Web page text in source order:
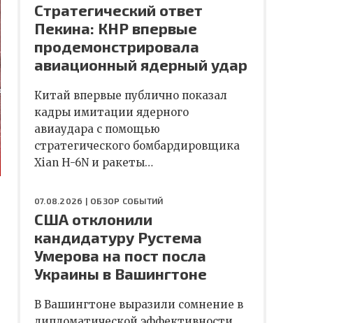
Стратегический ответ
Пекина: КНР впервые
продемонстрировала
авиационный ядерный удар
Китай впервые публично показал
кадры имитации ядерного
авиаудара с помощью
стратегического бомбардировщика
Xian H-6N и ракеты…
07.08.2026 | ОБЗОР СОБЫТИЙ
США отклонили
кандидатуру Рустема
Умерова на пост посла
Украины в Вашингтоне
В Вашингтоне выразили сомнение в